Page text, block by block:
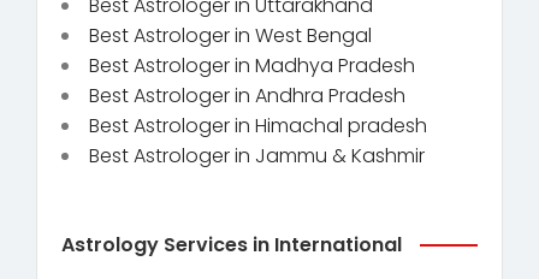
Best Astrologer in West Bengal
Best Astrologer in Madhya Pradesh
Best Astrologer in Andhra Pradesh
Best Astrologer in Himachal pradesh
Best Astrologer in Jammu & Kashmir
Astrology Services in International